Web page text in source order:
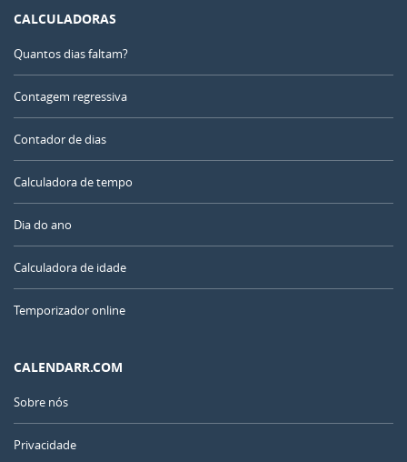
CALCULADORAS
Quantos dias faltam?
Contagem regressiva
Contador de dias
Calculadora de tempo
Dia do ano
Calculadora de idade
Temporizador online
CALENDARR.COM
Sobre nós
Privacidade